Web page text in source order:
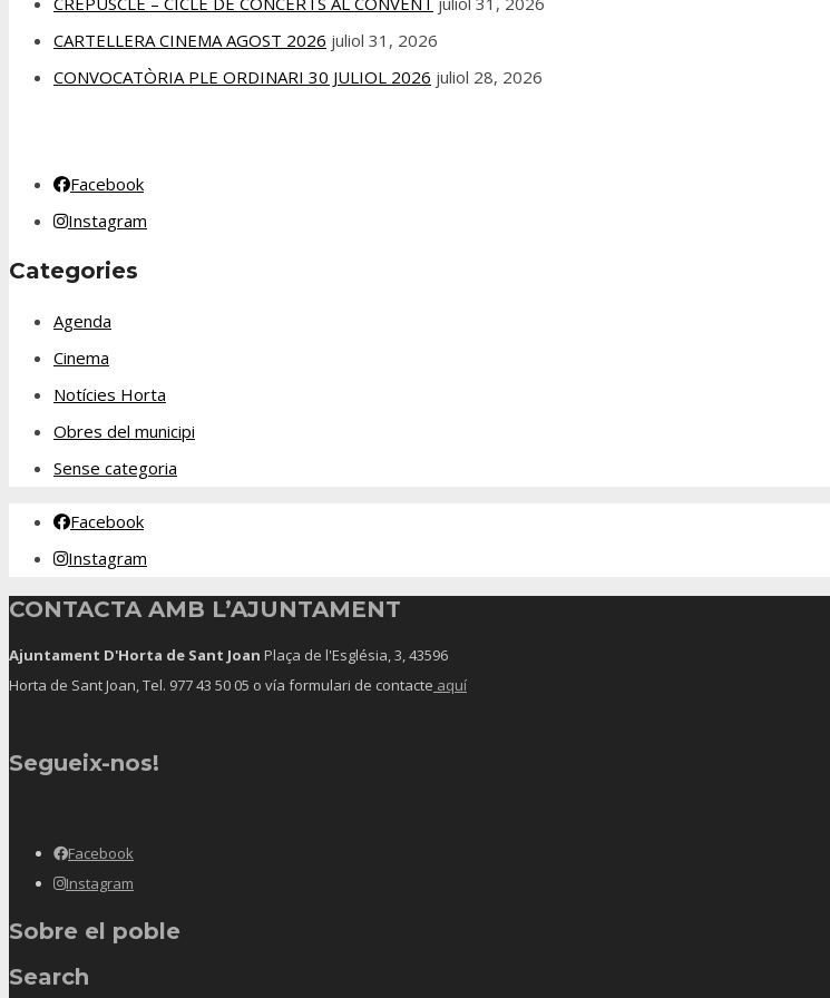
CARTELLERA CINEMA AGOST 2026 juliol 31, 2026
CONVOCATÒRIA PLE ORDINARI 30 JULIOL 2026 juliol 28, 2026
Facebook
Instagram
Categories
Agenda
Cinema
Notícies Horta
Obres del municipi
Sense categoria
Facebook
Instagram
CONTACTA AMB L’AJUNTAMENT
Ajuntament D'Horta de Sant Joan Plaça de l'Església, 3, 43596
Horta de Sant Joan, Tel. 977 43 50 05 o vía formulari de contacte aquí
Segueix-nos!
Facebook
Instagram
Sobre el poble
Search